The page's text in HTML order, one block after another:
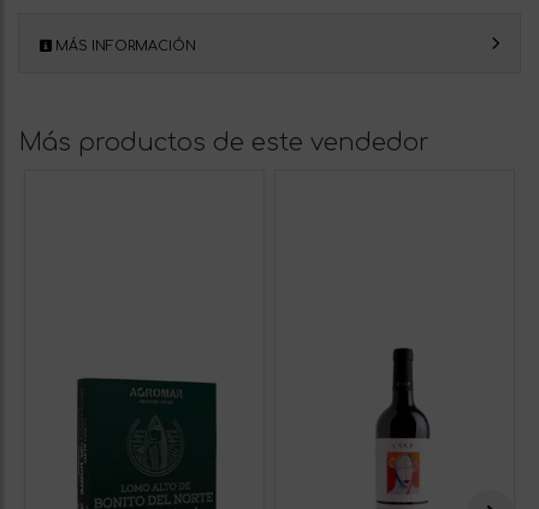
MÁS INFORMACIÓN
Más productos de este vendedor